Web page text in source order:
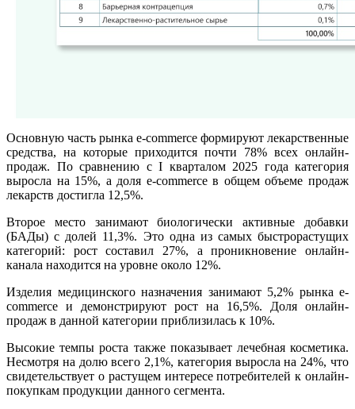
Основную часть рынка e-commerce формируют лекарственные
средства, на которые приходится почти 78% всех онлайн-
продаж. По сравнению с I кварталом 2025 года категория
выросла на 15%, а доля e-commerce в общем объеме продаж
лекарств достигла 12,5%.
Второе место занимают биологически активные добавки
(БАДы) с долей 11,3%. Это одна из самых быстрорастущих
категорий: рост составил 27%, а проникновение онлайн-
канала находится на уровне около 12%.
Изделия медицинского назначения занимают 5,2% рынка e-
commerce и демонстрируют рост на 16,5%. Доля онлайн-
продаж в данной категории приблизилась к 10%.
Высокие темпы роста также показывает лечебная косметика.
Несмотря на долю всего 2,1%, категория выросла на 24%, что
свидетельствует о растущем интересе потребителей к онлайн-
покупкам продукции данного сегмента.